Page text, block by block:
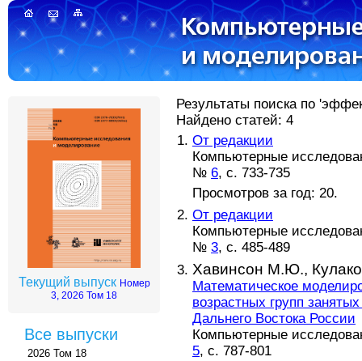
Текущий выпуск Номер
3, 2026 Том 18
Все выпуски
2026 Том 18
Результаты поиска по
Найдено статей: 4
От редакции
Компьютерные
№ 6, с. 733-735
Просмотров за год: 20.
От редакции
Компьютерные
№ 3, с. 485-489
Хавинсон М.Ю.,
Математическое
возрастных групп
Дальнего Востока России
Компьютерные
5, с. 787-801